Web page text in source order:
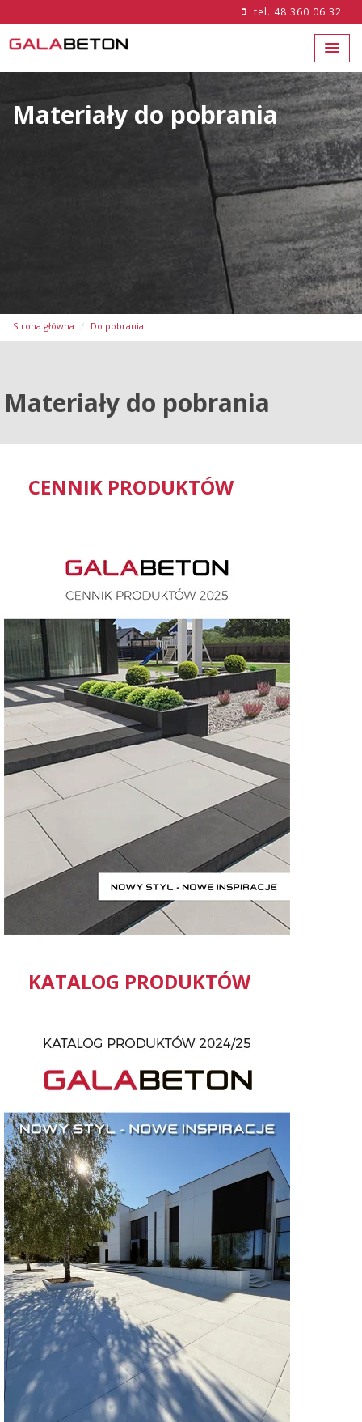
tel. 48 360 06 32
Materiały do pobrania
Strona główna Do pobrania
Materiały do pobrania
CENNIK PRODUKTÓW
KATALOG PRODUKTÓW